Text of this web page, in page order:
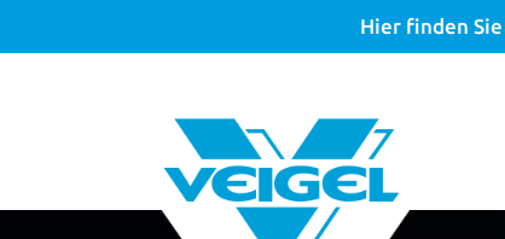
Hier finden